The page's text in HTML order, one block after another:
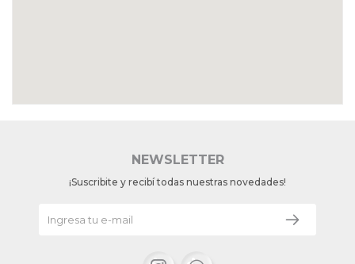
NEWSLETTER
¡Suscribite y recibí todas nuestras novedades!